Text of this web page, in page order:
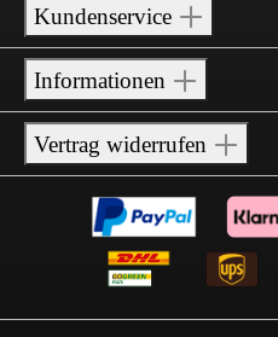
Kundenservice
Informationen
Vertrag widerrufen